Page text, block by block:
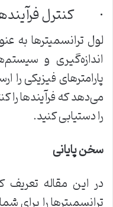
· کنترل
لول ترانسمیترها به
اندازه‌گیری و
پارامترهای فیزیکی را
می‌دهد که فرآیندها را
را دستیابی کنید.
سخن پایانی
در این مقاله تعریف